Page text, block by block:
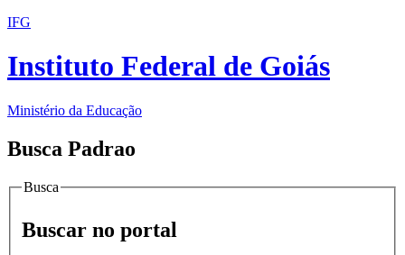
IFG
Instituto Federal de Goiás
Ministério da Educação
Busca Padrao
Busca
Buscar no portal